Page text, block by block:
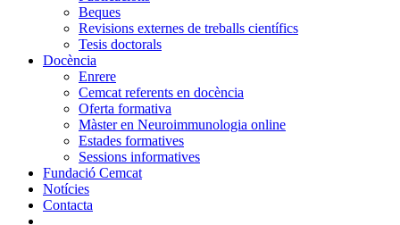
Beques
Revisions externes de treballs científics
Tesis doctorals
Docència
Enrere
Cemcat referents en docència
Oferta formativa
Màster en Neuroimmunologia online
Estades formatives
Sessions informatives
Fundació Cemcat
Notícies
Contacta